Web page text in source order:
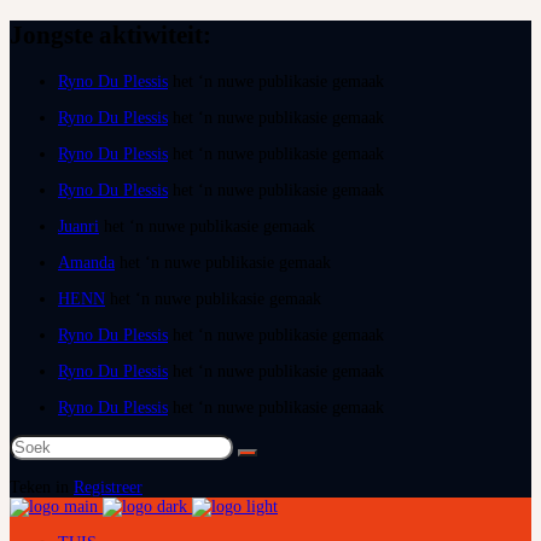
Ryno Du Plessis
Ryno Du Plessis
Ryno Du Plessis
Ryno Du Plessis
Juanri
Amanda
HENN
Ryno Du Plessis
Ryno Du Plessis
Ryno Du Plessis
Soek
na:
Registreer